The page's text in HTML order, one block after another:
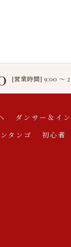
[営業時間] 9:00 〜
ダンサー＆イ
タンゴ
初心者